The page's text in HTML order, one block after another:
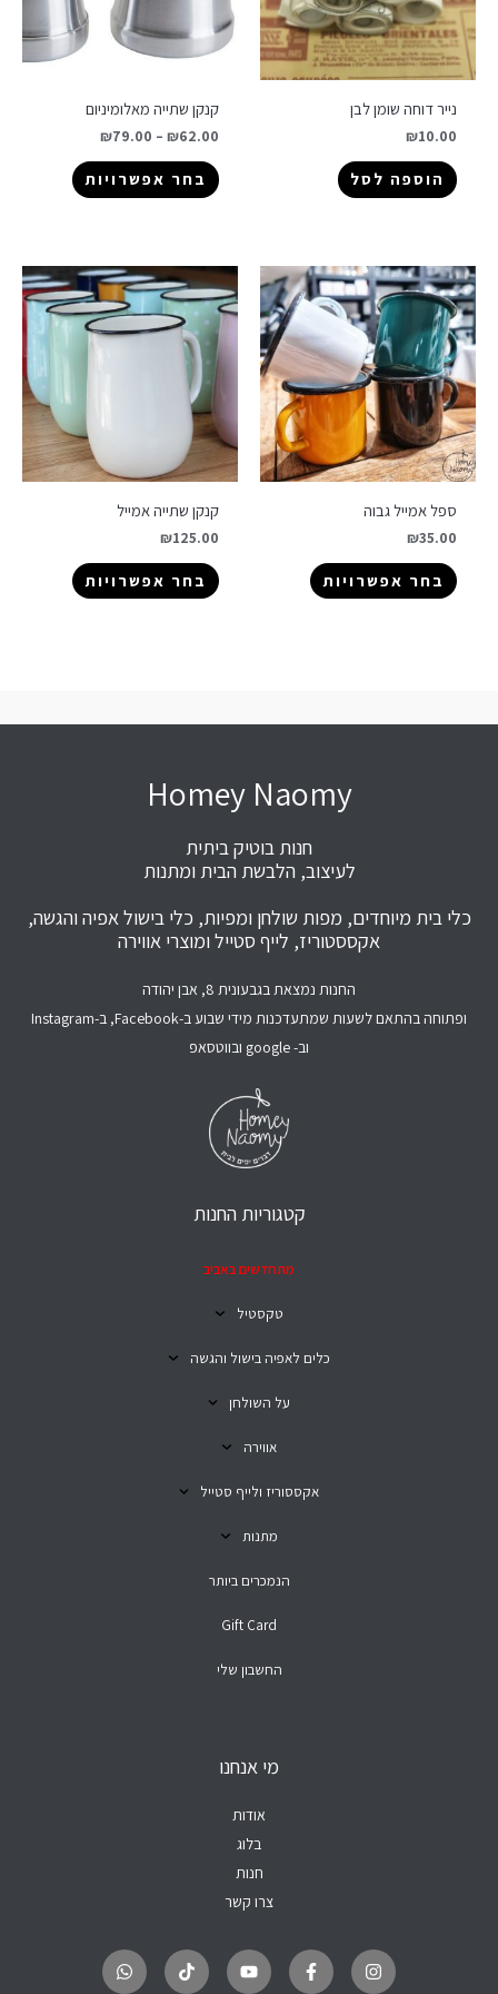
נייר דוחה שומן לבן
₪10.00
הוספה לסל
קנקן שתייה מאלומיניום
₪62.00
–
₪79.00
בחר אפשרויות
ספל אמייל גבוה
₪35.00
בחר אפשרויות
קנקן שתייה אמייל
₪125.00
בחר אפשרויות
Homey Naomy
חנות בוטיק ביתית
לעיצוב, הלבשת הבית ומתנות
כלי בית מיוחדים, מפות שולחן ומפיות, כלי בישול אפיה והגשה,
אקססטוריז, לייף סטייל ומוצרי אווירה
החנות נמצאת בגבעונית 8, אבן יהודה
ופתוחה בהתאם לשעות שמתעדכנות מידי שבוע ב-Facebook, ב-Instagram
וב- google ובווטסאפ
קטגוריות החנות
מתחדשים באביב
טקסטיל
כלים לאפיה בישול והגשה
על השולחן
אווירה
אקססוריז ולייף סטייל
מתנות
הנמכרים ביותר
Gift Card
החשבון שלי
מי אנחנו
אודות
בלוג
חנות
צרו קשר
I
n
s
F
a
c
Y
o
u
T
i
k
W
h
a